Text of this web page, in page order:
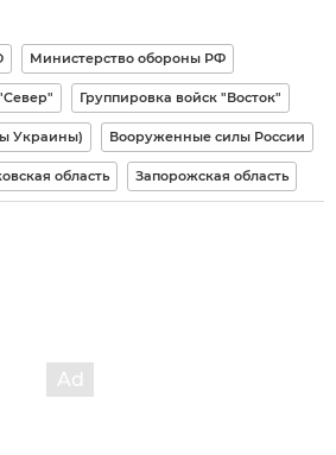
Министерство обороны РФ
Группировка войск "Восток"
Украины) Вооруженные силы России
область Запорожская область